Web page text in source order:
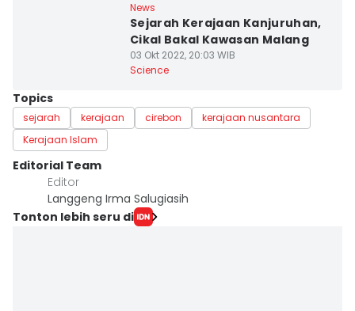
News
Sejarah Kerajaan Kanjuruhan,
Cikal Bakal Kawasan Malang
03 Okt 2022, 20:03 WIB
Science
Topics
sejarah kerajaan cirebon
kerajaan nusantara
Kerajaan Islam
Editorial Team
Editor
Langgeng Irma Salugiasih
Tonton lebih seru di